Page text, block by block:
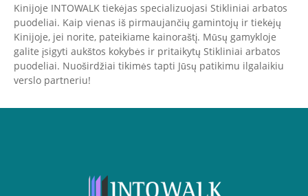
Kinijoje INTOWALK tiekėjas specializuojasi Stikliniai arbatos
puodeliai. Kaip vienas iš pirmaujančių gamintojų ir tiekėjų
Kinijoje, jei norite, pateikiame kainoraštį. Mūsų gamykloje
galite įsigyti aukštos kokybės ir pritaikytų Stikliniai arbatos
puodeliai. Nuoširdžiai tikimės tapti Jūsų patikimu ilgalaikiu
verslo partneriu!